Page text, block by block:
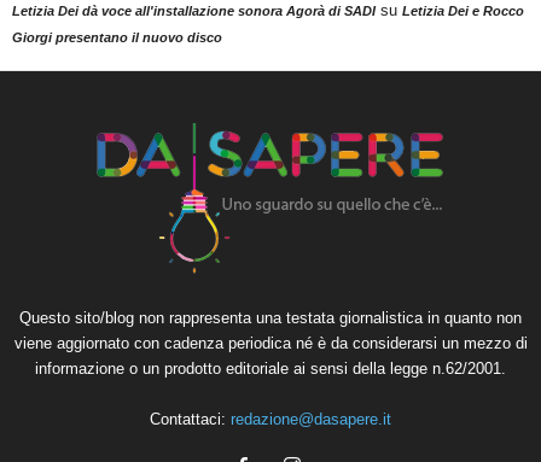
Letizia Dei dà voce all'installazione sonora Agorà di SADIsu Letizia Dei e Rocco
Giorgi presentano il nuovo disco
Questo sito/blog non rappresenta una testata giornalistica in quanto non
viene aggiornato con cadenza periodica né è da considerarsi un mezzo di
informazione o un prodotto editoriale ai sensi della legge n.62/2001.
Contattaci: redazione@dasapere.it